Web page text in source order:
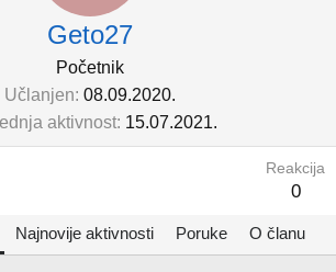
Geto27
Početnik
Učlanjen 08.09.2020.
aktivnost 15.07.2021.
Reakcija
0
Najnovije aktivnosti Poruke O članu